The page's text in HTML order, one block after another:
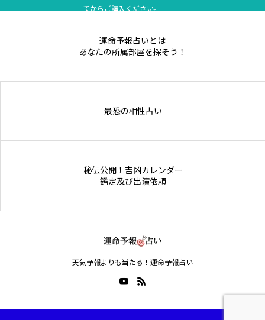
てからご購入ください。
運命予報占いとは
あなたの所属部屋を探そう！
最恐の相性占い
秘伝公開！吉凶カレンダー
鑑定及び出演依頼
天気予報よりも当たる！運命予報占い